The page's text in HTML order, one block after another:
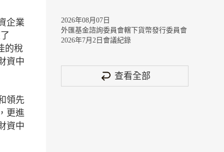
企業
的稅
資中
領先
更進
資中
2026年08月07日
外匯基金諮詢委員會轄下貨幣發行委員會
2026年7月2日會議紀錄
查看全部